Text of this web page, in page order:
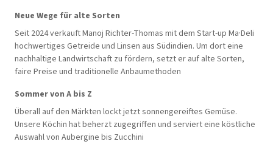
Neue Wege für alte Sorten
Seit 2024 verkauft Manoj Richter-Thomas mit dem Start-up Ma·Deli
hochwertiges Getreide und Linsen aus Südindien. Um dort eine
nachhaltige Landwirtschaft zu fördern, setzt er auf alte Sorten,
faire Preise und traditionelle Anbaumethoden
Sommer von A bis Z
Überall auf den Märkten lockt jetzt sonnengereiftes Gemüse.
Unsere Köchin hat beherzt zugegriffen und serviert eine köstliche
Auswahl von Aubergine bis Zucchini